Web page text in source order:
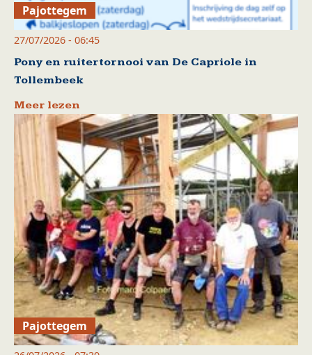
Pajottegem
27/07/2026 - 06:45
Pony en ruitertornooi van De Capriole in
Tollembeek
Meer lezen
Pajottegem